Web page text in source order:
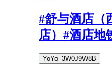
#舒与酒店（
店）#酒店地
YoYo_3W0J9W8B